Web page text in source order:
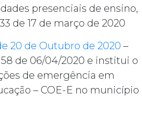
presenciais de ensino,
de 17 de março de 2020
20 de Outubro de 2020 –
de 06/04/2020 e institui o
de emergência em
– COE-E no município